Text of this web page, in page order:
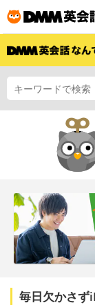
毎日欠かさず